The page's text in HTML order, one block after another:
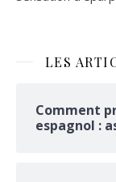
LES
Comment
espagnol :